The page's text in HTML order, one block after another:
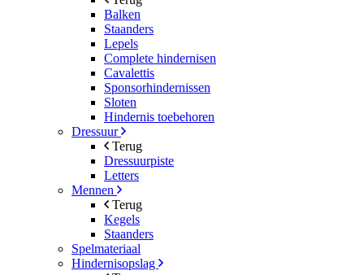
Balken
Staanders
Lepels
Complete hindernisen
Cavalettis
Sponsorhindernissen
Sloten
Hindernis toebehoren
Dressuur
Terug
Dressuurpiste
Letters
Mennen
Terug
Kegels
Staanders
Spelmateriaal
Hindernisopslag